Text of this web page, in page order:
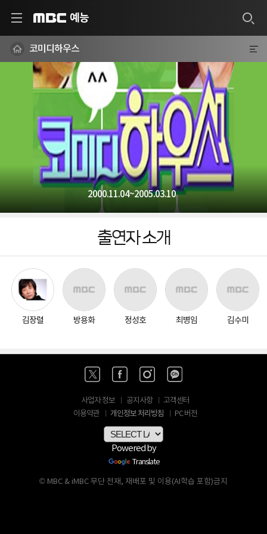
예능
코미디하우스
2000.11.04~2005.03.10
출연자 소개
김장렬 방용화 정성호 최병임 김수미
사업자 정보 공지사항
고객센터
이용약관
개인정보 처리방침 PC 버전
Powered by
Translate
© MBC & iMBC 무단 전재, 재배포 및 이용(AI학습 포함)금지